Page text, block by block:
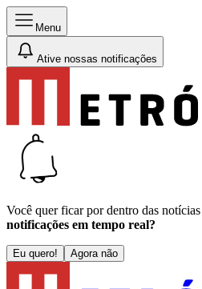
Menu
Ative nossas notificações
Você quer ficar por dentro das
notificações em tempo real?
Eu quero! Agora não